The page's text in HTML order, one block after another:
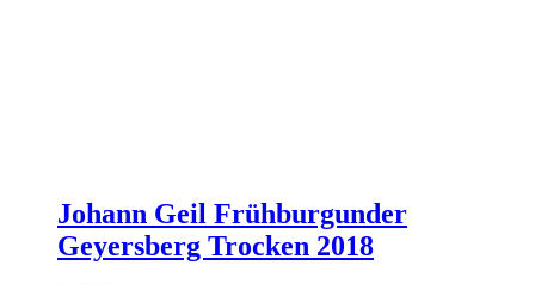
Johann Geil Frühburgunder
Geyersberg Trocken 2018